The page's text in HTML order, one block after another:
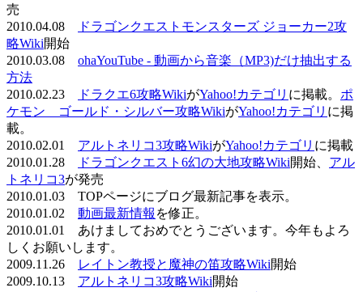
売
2010.04.08
ドラゴンクエストモンスターズ ジョーカー2攻
略Wiki開始
2010.03.08 ohaYouTube - 動画から音楽（MP3)だけ抽出する
方法
2010.02.23
ドラクエ6攻略WikiがYahoo!カテゴリ に掲載。 ポ
ケモン ゴールド・シルバー攻略WikiがYahoo!カテゴリ に掲
載。
2010.02.01 アルトネリコ3攻略WikiがYahoo!カテゴリ に掲載
2010.01.28
ドラゴンクエスト6幻の大地攻略Wiki開始、 アル
トネリコ3が発売
2010.01.03 TOPページにブログ最新記事を表示。
2010.01.02 動画最新情報 を修正。
2010.01.01 あけましておめでとうございます。今年もよろ
しくお願いします。
2009.11.26
レイトン教授と魔神の笛攻略Wiki開始
2009.10.13 アルトネリコ3攻略Wiki開始